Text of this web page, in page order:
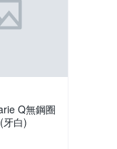
Q無鋼圈
牙白)